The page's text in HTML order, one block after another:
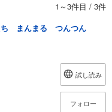
1～3件目 / 3件
ち まんまる つんつん
試し読み
フォロー